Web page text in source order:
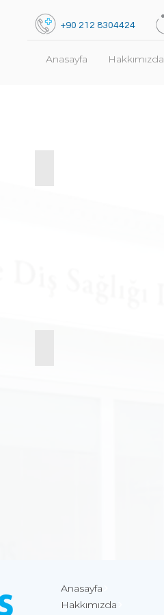
+90 212 8304424
Anasayfa Hakkımızda
Anasayfa
Hakkımızda